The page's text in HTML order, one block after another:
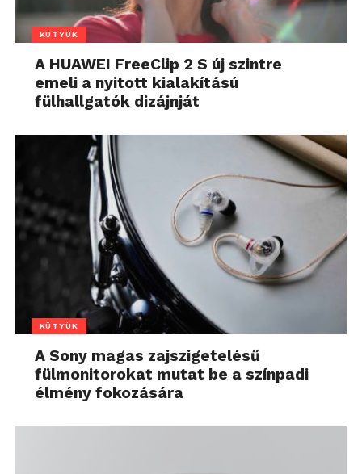
KÜTYÜK
A HUAWEI FreeClip 2 S új szintre
emeli a nyitott kialakítású
fülhallgatók dizájnját
KÜTYÜK
A Sony magas zajszigetelésű
fülmonitorokat mutat be a színpadi
élmény fokozására